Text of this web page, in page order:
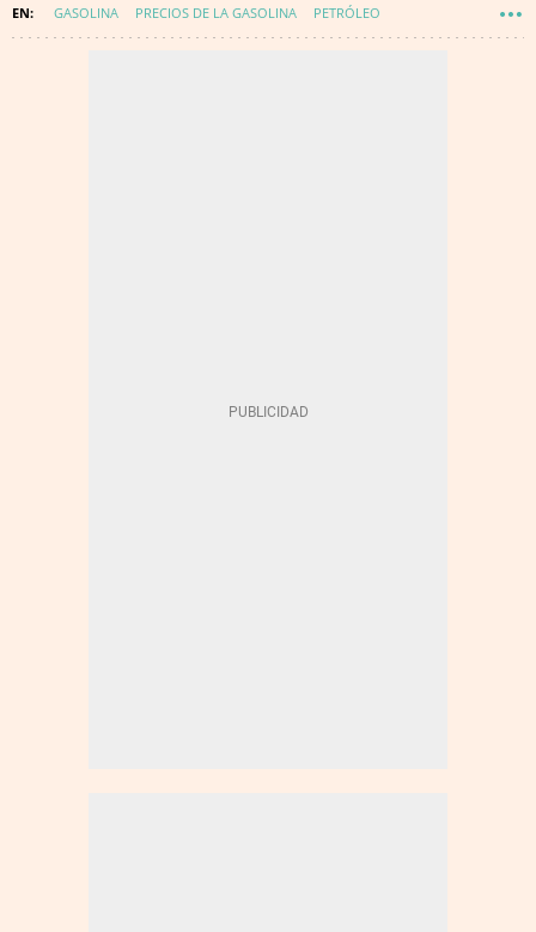
GASOLINA PRECIOS DE LA GASOLINA PETRÓLEO